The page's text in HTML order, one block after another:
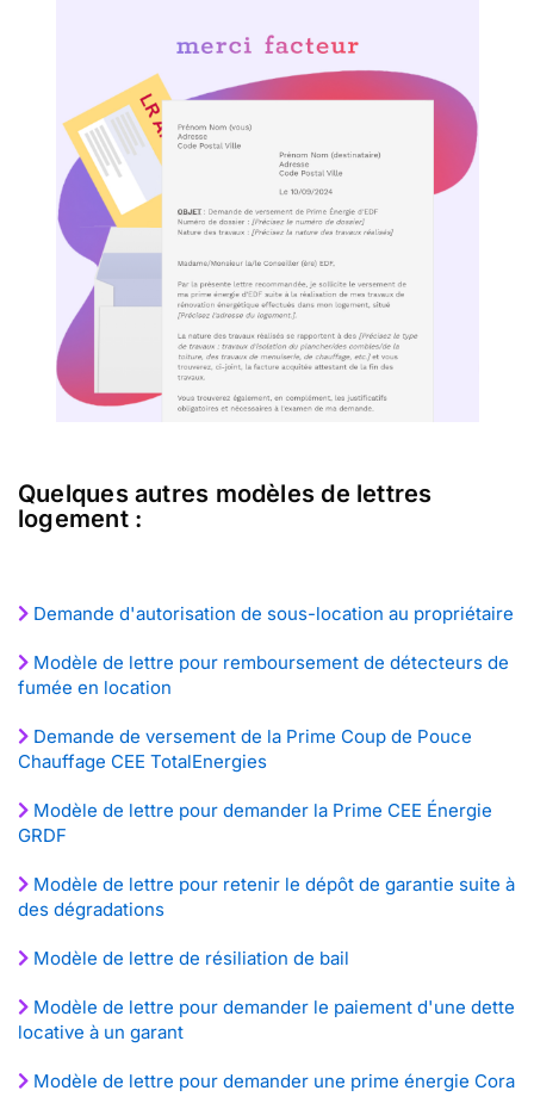
Quelques autres modèles de lettres
logement :
Demande d'autorisation de sous-location au propriétaire
Modèle de lettre pour remboursement de détecteurs de
fumée en location
Demande de versement de la Prime Coup de Pouce
Chauffage CEE TotalEnergies
Modèle de lettre pour demander la Prime CEE Énergie
GRDF
Modèle de lettre pour retenir le dépôt de garantie suite à
des dégradations
Modèle de lettre de résiliation de bail
Modèle de lettre pour demander le paiement d'une dette
locative à un garant
Modèle de lettre pour demander une prime énergie Cora